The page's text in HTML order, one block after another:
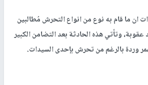
ان ما قام به نوع من انواع التحرش مُطالبين
وتأتي هذه الحادثة بعد التضامن الكبير
وردة بالرغم من تحرش بإحدى السيدات.